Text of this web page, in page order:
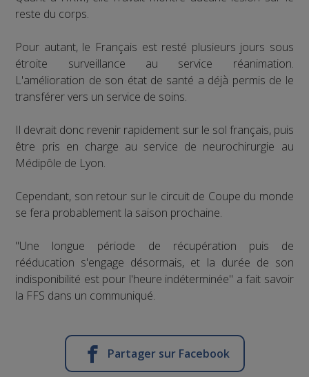
reste du corps.
Pour autant, le Français est resté plusieurs jours sous
étroite surveillance au service réanimation.
L'amélioration de son état de santé a déjà permis de le
transférer vers un service de soins.
Il devrait donc revenir rapidement sur le sol français, puis
être pris en charge au service de neurochirurgie au
Médipôle de Lyon.
Cependant, son retour sur le circuit de Coupe du monde
se fera probablement la saison prochaine.
"Une longue période de récupération puis de
rééducation s'engage désormais, et la durée de son
indisponibilité est pour l'heure indéterminée" a fait savoir
la FFS dans un communiqué.
Partager sur Facebook